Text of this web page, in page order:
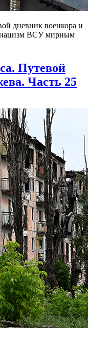
дневник военкора и
нацизм ВСУ мирным
Путевой
Часть 25